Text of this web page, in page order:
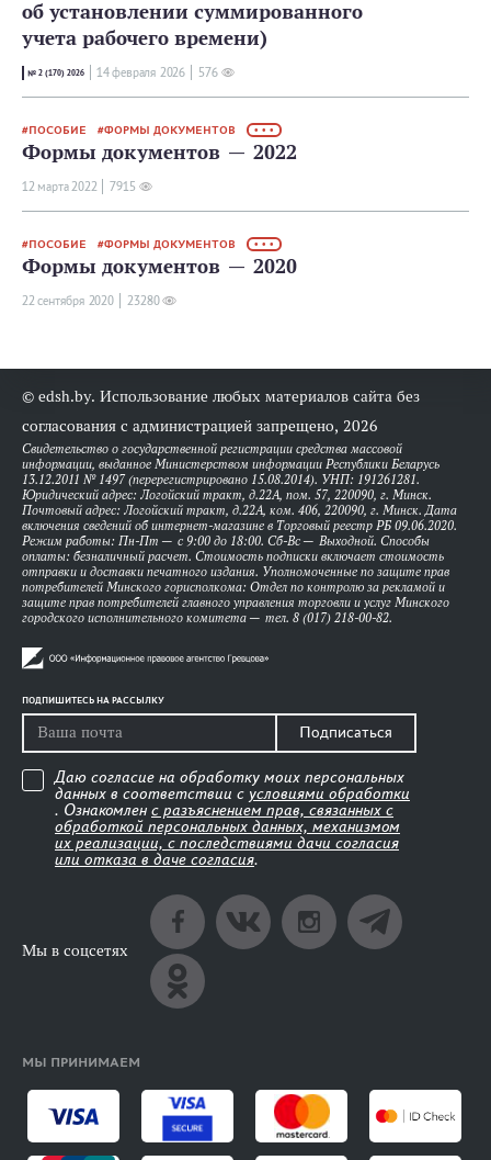
об установлении суммированного
учета рабочего времени)
№ 2 (170) 2026 14 февраля 2026 576
ПОСОБИЕ ФОРМЫ ДОКУМЕНТОВ • • •
Формы документов — 2022
12 мартa 2022 7915
ПОСОБИЕ ФОРМЫ ДОКУМЕНТОВ • • •
Формы документов — 2020
22 сентября 2020 23280
© edsh.by. Использование любых материалов сайта без
согласования с администрацией запрещено, 2026
Свидетельство о государственной регистрации средства массовой
информации, выданное Министерством информации Республики Беларусь
13.12.2011 № 1497 (перерегистрировано 15.08.2014). УНП: 191261281.
Юридический адрес: Логойский тракт, д.22А, пом. 57, 220090, г. Минск.
Почтовый адрес: Логойский тракт, д.22А, ком. 406, 220090, г. Минск. Дата
включения сведений об интернет-магазине в Торговый реестр РБ 09.06.2020.
Режим работы: Пн-Пт — с 9:00 до 18:00. Сб-Вс — Выходной. Способы
оплаты: безналичный расчет. Стоимость подписки включает стоимость
отправки и доставки печатного издания. Уполномоченные по защите прав
потребителей Минского горисполкома: Отдел по контролю за рекламой и
защите прав потребителей главного управления торговли и услуг Минского
городского исполнительного комитета — тел. 8 (017) 218-00-82.
ПОДПИШИТЕСЬ НА РАССЫЛКУ
Подписаться
Даю согласие на обработку моих персональных
данных в соответствии с условиями обработки
. Ознакомлен с разъяснением прав, связанных с
обработкой персональных данных, механизмом
их реализации, с последствиями дачи согласия
или отказа в даче согласия.
Мы в соцсетях
МЫ ПРИНИМАЕМ